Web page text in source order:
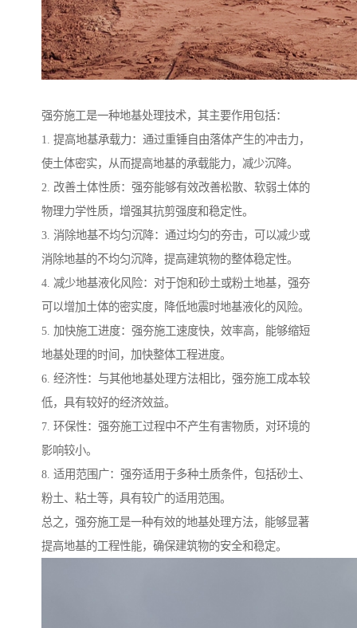
强夯施工是一种地基处理技术，其主要作用包括：
1. 提高地基承载力：通过重锤自由落体产生的冲击力，
使土体密实，从而提高地基的承载能力，减少沉降。
2. 改善土体性质：强夯能够有效改善松散、软弱土体的
物理力学性质，增强其抗剪强度和稳定性。
3. 消除地基不均匀沉降：通过均匀的夯击，可以减少或
消除地基的不均匀沉降，提高建筑物的整体稳定性。
4. 减少地基液化风险：对于饱和砂土或粉土地基，强夯
可以增加土体的密实度，降低地震时地基液化的风险。
5. 加快施工进度：强夯施工速度快，效率高，能够缩短
地基处理的时间，加快整体工程进度。
6. 经济性：与其他地基处理方法相比，强夯施工成本较
低，具有较好的经济效益。
7. 环保性：强夯施工过程中不产生有害物质，对环境的
影响较小。
8. 适用范围广：强夯适用于多种土质条件，包括砂土、
粉土、粘土等，具有较广的适用范围。
总之，强夯施工是一种有效的地基处理方法，能够显著
提高地基的工程性能，确保建筑物的安全和稳定。